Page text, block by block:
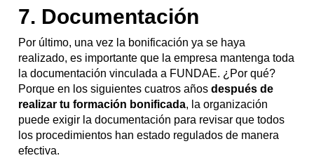
7. Documentación
Por último, una vez la bonificación ya se haya
realizado, es importante que la empresa mantenga toda
la documentación vinculada a FUNDAE. ¿Por qué?
Porque en los siguientes cuatros añosdespués de
realizar tu formación bonificada, la organización
puede exigir la documentación para revisar que todos
los procedimientos han estado regulados de manera
efectiva.